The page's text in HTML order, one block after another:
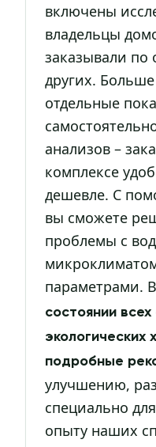
включены
владельцы
заказывали по
других.
отдельные
анализов –
комплексе
дешевле. С
вы сможете
проблемы с
параметрами.
состоянии
экологических
подробные
улучшению,
специально
опыту наших